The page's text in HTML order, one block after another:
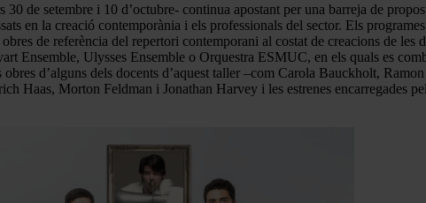
de setembre i 10 d’octubre- continua apostant per una barreja de
en la creació contemporània i els professionals del sector. Els
de referència del repertori contemporani al costat de creacions de les
Ensemble, Ulysses Ensemble o Orquestra ESMUC, en els quals es
d’alguns dels docents d’aquest taller –com Carola Bauckholt,
Haas, Morton Feldman i Jonathan Harvey i les estrenes encarregades